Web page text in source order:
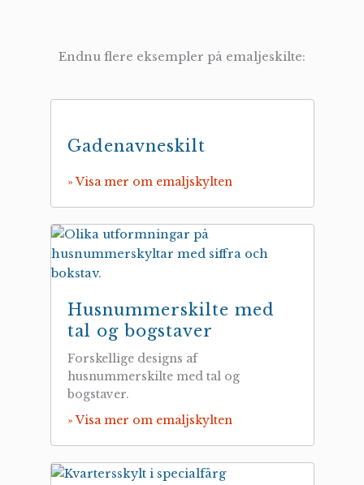
Endnu flere eksempler på emaljeskilte:
Gadenavneskilt
» Visa mer om emaljskylten
Husnummerskilte med
tal og bogstaver
Forskellige designs af
husnummerskilte med tal og
bogstaver.
» Visa mer om emaljskylten